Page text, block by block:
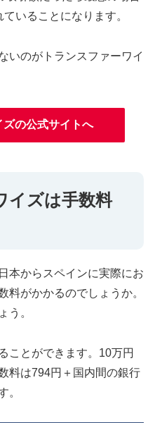
いることになります。
いのがトランスファーワイ
ズの公式サイトへ
イズは手数料
本からスペインに実際にお
料がかかるのでしょうか。
う。
ことができます。10万円
料は794円＋国内間の銀行
。